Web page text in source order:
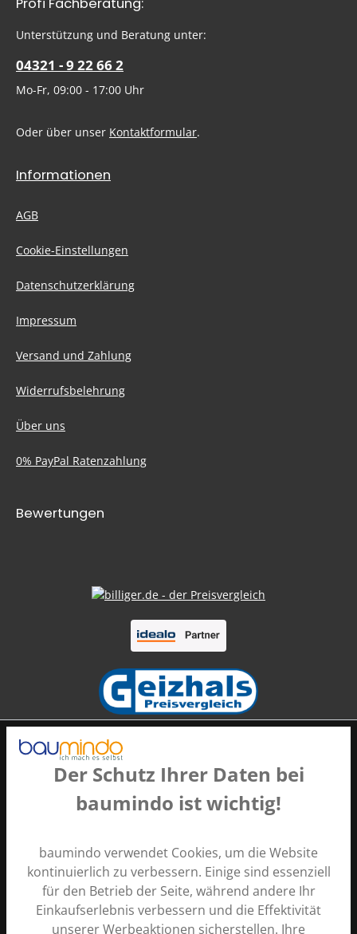
Der Schutz Ihrer Daten bei
baumindo ist wichtig!
baumindo verwendet Cookies, um die Website
kontinuierlich zu verbessern. Einige sind essenziell
für den Betrieb der Seite, während andere Ihr
Einkaufserlebnis verbessern und die Effektivität
unserer Werbeaktionen sicherstellen. Ihre
Ich habe dieDatenschutzbestimmungen
einverstanden.
Um weiterzugehen, geben Sie die oben abgebildeten Zeichen
ein*
Profi Fachberatung:
Unterstützung und Beratung unter:
04321 - 9 22 66 2
Mo-Fr, 09:00 - 17:00 Uhr
Oder über unser Kontaktformular.
Informationen
AGB
Cookie-Einstellungen
Datenschutzerklärung
Impressum
Versand und Zahlung
Widerrufsbelehrung
Über uns
0% PayPal Ratenzahlung
Bewertungen
Zahlungsarten